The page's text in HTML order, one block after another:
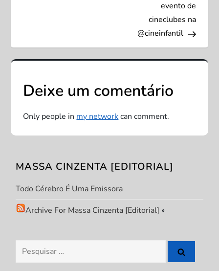
g
a
ç
ã
d
e
P
o
s
evento de
cineclubes na
@cineinfantil
Deixe um comentário
Only people inmy networkcan comment.
MASSA CINZENTA [EDITORIAL]
Todo Cérebro É Uma Emissora
Archive For Massa Cinzenta [Editorial] »
Pesquisar
por: